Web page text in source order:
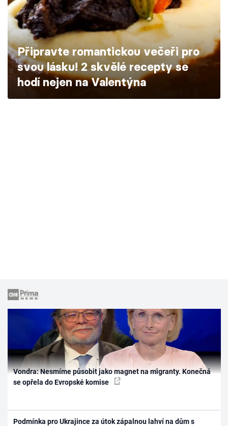
Škola vaření
Recepty z TV
Speciál: Cuketa
Těhotnej kuchař
Připravte romantickou večeři pro
svou lásku! 2 skvělé recepty se
hodí nejen na Valentýna
Vondra: Nesmíme působit jako magnet na migranty. Konečná
se opřela do Evropské komise
Podmínka pro Ukrajince za útok zápalnou lahví na dům s